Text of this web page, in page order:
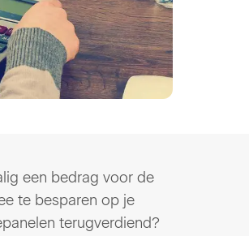
een bedrag voor de
te besparen op je
terugverdiend?